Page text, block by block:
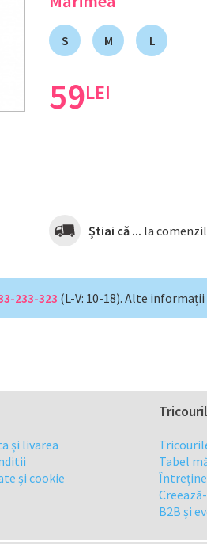
S M L
59LEI
Știai că ... la
233-323 (L-V: 10-18). Alte informații
și livarea
și cookie
Tabel
B2B și